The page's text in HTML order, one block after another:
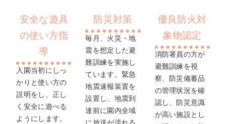
安全な遊具
の使い方指
導
入園当初にしっ
かりと使い方の
説明をし、正し
く安全に遊べる
ようにします。
防災対策
毎月、火災・地
震を想定した避
難訓練を実施し
ています。緊急
地震速報装置を
設置し、地震到
達前に園内全域
優良防火対
象物認定
消防署員の方が
避難訓練を視
察、防災備蓄品
の管理状況を確
認し、防災意識
が高い施設とし